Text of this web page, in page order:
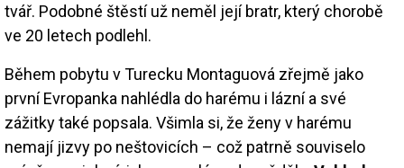
tvář. Podobné štěstí už neměl její bratr, který chorobě
ve 20 letech podlehl.
Během pobytu v Turecku Montaguová zřejmě jako
první Evropanka nahlédla do harému i lázní a své
zážitky také popsala. Všimla si, že ženy v harému
nemají jizvy po neštovicích – což patrně souviselo